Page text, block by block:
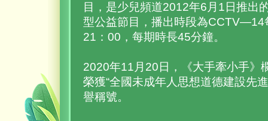
目，是少兒頻道2012年6月1日推出
型公益節目，播出時段為CCTV—14
21：00，每期時長45分鐘。
2020年11月20日，《大手牽小手》
榮獲“全國未成年人思想道德建設先
譽稱號。